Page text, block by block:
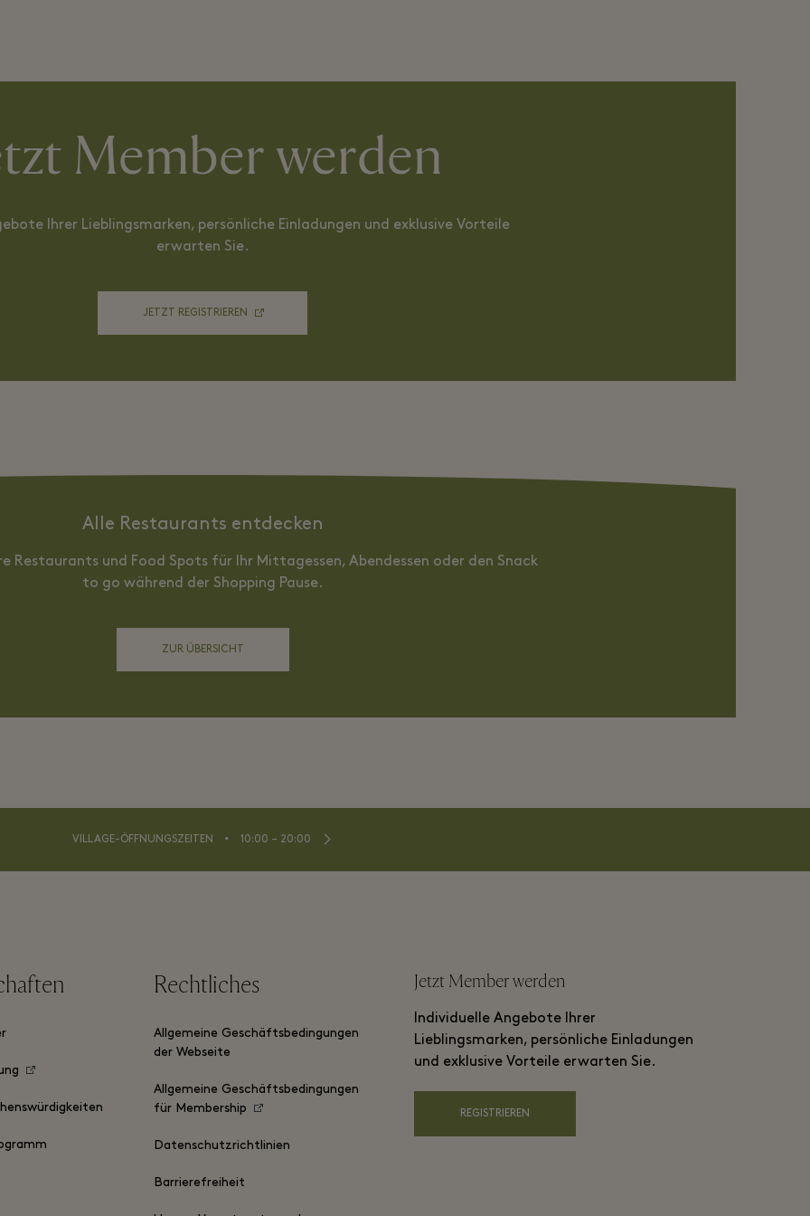
Member werden
Ihrer Lieblingsmarken, persönliche Einladungen und exklusive Vorteile
erwarten Sie.
JETZT REGISTRIEREN
Alle Restaurants entdecken
Restaurants und Food Spots für Ihr Mittagessen, Abendessen oder den Snack
to go während der Shopping Pause.
ZUR ÜBERSICHT
VILLAGE-ÖFFNUNGSZEITEN ⬩ 10:00 – 20:00
Rechtliches
Allgemeine Geschäftsbedingungen
der Webseite
Allgemeine Geschäftsbedingungen
für Membership
Datenschutzrichtlinien
Barrierefreiheit
Jetzt Member werden
Individuelle Angebote Ihrer
Lieblingsmarken, persönliche Einladungen
und exklusive Vorteile erwarten Sie.
REGISTRIEREN